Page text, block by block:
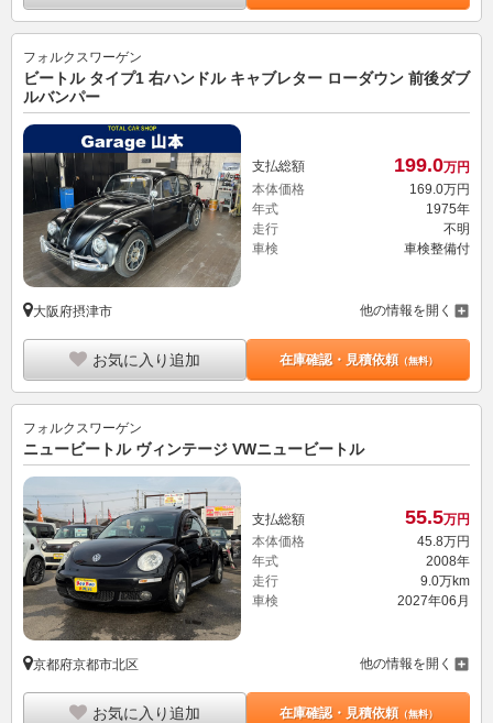
フォルクスワーゲン
ビートル タイプ1 右ハンドル キャブレター ローダウン 前後ダブ
ルバンパー
支払総額 199.0万円
本体価格
169. 0万円
年式
1975年
走行
不明
車検
車検整備付
大阪府摂津市 他の情報を開く
お気に入り追加 在庫確認・見積依頼（無料）
フォルクスワーゲン
ニュービートル ヴィンテージ VWニュービートル
支払総額 55.5万円
本体価格
45.8万円
年式
2008年
走行
9.0万km
車検
2027年06月
京都府京都市北区 他の情報を開く
お気に入り追加 在庫確認・見積依頼（無料）